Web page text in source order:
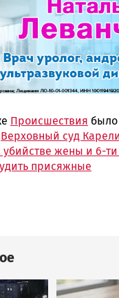
Происшествия было
Верховный суд
жены и 6-
присяжные
Image